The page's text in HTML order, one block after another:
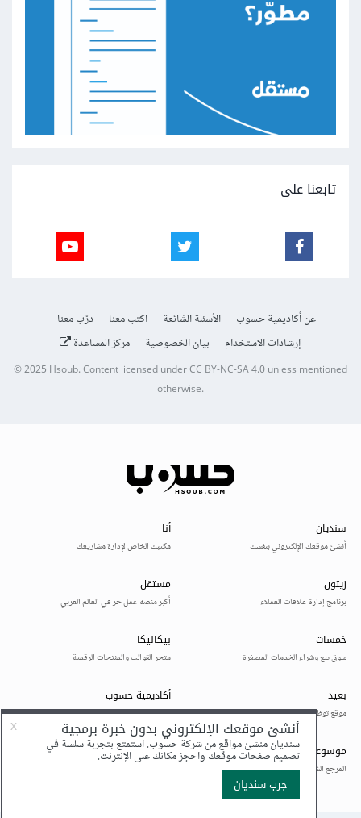
تابعنا على
عن أكاديمية حسوب الأسئلة الشائعة اكتب معنا
درّب معنا
إرشادات الاستخدام
بيان الخصوصية مركز المساعدة
© 2025Hsoub.Content licensed underCC BY-NC-SA 4.0unless mentioned
otherwise.